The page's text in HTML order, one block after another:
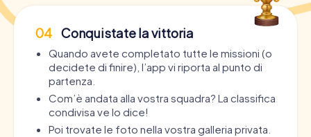
04 Conquistate la vittoria
Quando avete completato tutte le missioni (o
decidete di finire), l’app vi riporta al punto di
partenza.
Com’è andata alla vostra squadra? La classifica
condivisa ve lo dice!
Poi trovate le foto nella vostra galleria privata.